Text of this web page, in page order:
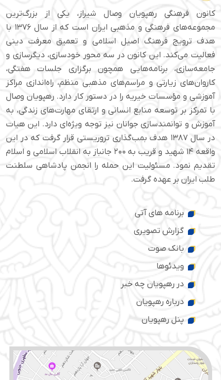
کانون فرهنگی رهپویان وصال شیراز، یکی از بزرگ‌ترین
مجموعه‌های فرهنگی و مذهبی ایران است که از سال ۱۳۷۶ با
هدف ترویج فرهنگ اصیل اسلامی و تعمیق معرفت دینی
فعالیت می‌کند. این کانون در سه محور خودسازی، دیگرسازی و
جامعه‌سازی، برنامه‌هایی همچون برگزاری جلسات هفتگی،
کاروان‌های زیارتی و مراسم‌های مذهبی منظم، راه‌اندازی مراکز
آموزشی و مؤسسات خیریه را در دستور کار دارد. رهپویان وصال
با تمرکز بر توسعه منابع انسانی و ارتقای مهارت‌های زندگی، به
آموزش و توانمندسازی جوانان نیز توجه ویژه‌ای دارد. این هیات
در سال ۱۳۸۷ هدف بمب‌گذاری تروریستی قرار گرفت که در این
واقعه ۱۴ شهید و قریب به ۲۰۰ جانباز به انقلاب اسلامی و اسلام
تقدیم نمود. مسئولیت این حمله را انجمن پادشاهی سلطنت
طلب ایران بر عهده گرفت.
برنامه های آتی
گزارش تصویری
بانک صوت
ویدئوها
در رهپویان چه خبر
درباره رهپویان
پنل رهپویان